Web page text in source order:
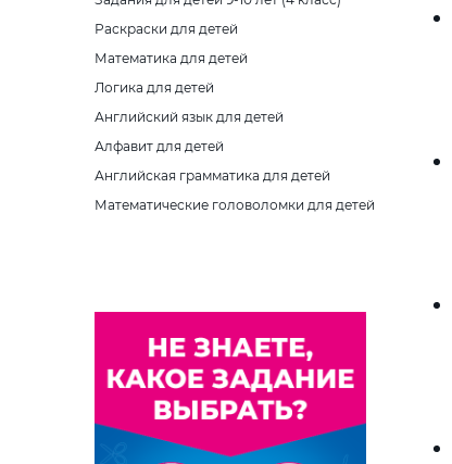
Раскраски для детей
Математика для детей
Логика для детей
Английский язык для детей
Алфавит для детей
Английская грамматика для детей
Математические головоломки для детей